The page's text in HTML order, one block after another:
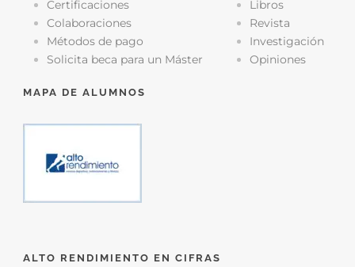
Certificaciones
Colaboraciones
Métodos de pago
Solicita beca para un Máster
Libros
Revista
Investigación
Opiniones
MAPA DE ALUMNOS
ALTO RENDIMIENTO EN CIFRAS